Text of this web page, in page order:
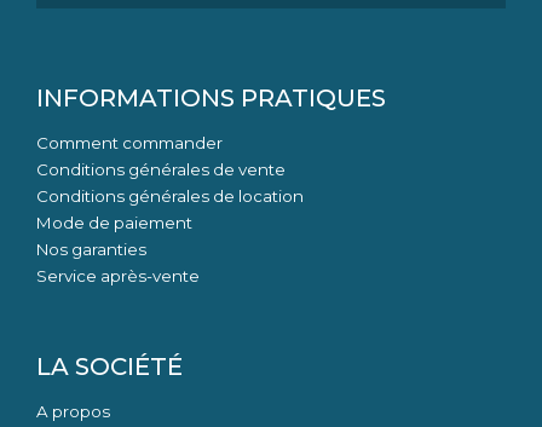
INFORMATIONS PRATIQUES
Comment commander
Conditions générales de vente
Conditions générales de location
Mode de paiement
Nos garanties
Service après-vente
LA SOCIÉTÉ
A propos